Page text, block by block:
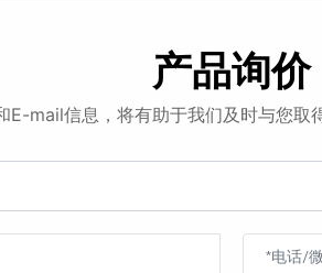
产品询价
E-mail信息，将有助于我们及时与您取